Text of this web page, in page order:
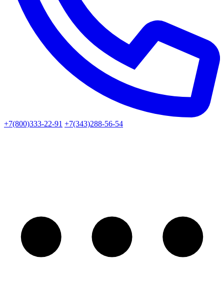
+7(800)333-22-91 +7(343)288-56-54